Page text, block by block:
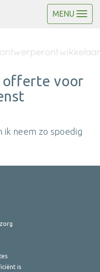
MENU
offerte voor
ik neem zo spoedig
is